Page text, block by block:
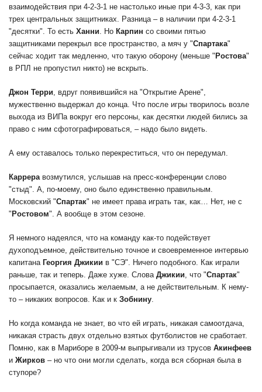
взаимодействия при 4-2-3-1 не настолько иные при 4-3-3, как при
трех центральных защитниках. Разница – в наличии при 4-2-3-1
"десятки". То есть Ханни . Но Карпин со своими пятью
защитниками перекрыл все пространство, а мяч у "Спартака"
сейчас ходит так медленно, что такую оборону (меньше "Ростова"
в РПЛ не пропустил никто) не вскрыть.
Джон Терри , вдруг появившийся на "Открытие Арене",
мужественно выдержал до конца. Что после игры творилось возле
выхода из ВИПа вокруг его персоны, как десятки людей бились за
право с ним сфотографироваться, – надо было видеть.
А ему оставалось только перекреститься, что он передумал.
Каррера возмутился, услышав на пресс-конференции слово
"стыд". А, по-моему, оно было единственно правильным.
Московский "Спартак" не имеет права играть так, как… Нет, не с
"Ростовом". А вообще в этом сезоне.
Я немного надеялся, что на команду как-то подействует
духоподъемное, действительно точное и своевременное интервью
капитана Георгия Джикии в "СЭ". Ничего подобного. Как играли
раньше, так и теперь. Даже хуже. Слова Джикии , что "Спартак"
просыпается, оказались желаемым, а не действительным. К нему-
то – никаких вопросов. Как и к Зобнину
Но когда команда не знает, во что ей играть, никакая самоотдача,
никакая страсть двух отдельно взятых футболистов не сработает.
Помню, как в Мариборе в 2009-м выпрыгивали из трусов Акинфеев
и Жирков – но что они могли сделать, когда вся сборная была в
ступоре?